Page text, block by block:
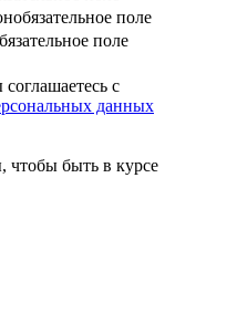
обязательное поле
поле
с
данных
чтобы быть в курсе